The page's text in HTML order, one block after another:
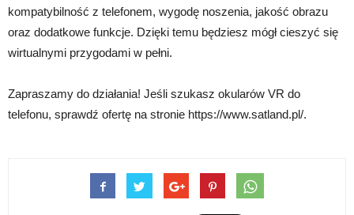
kompatybilność z telefonem, wygodę noszenia, jakość obrazu
oraz dodatkowe funkcje. Dzięki temu będziesz mógł cieszyć się
wirtualnymi przygodami w pełni.
Zapraszamy do działania! Jeśli szukasz okularów VR do
telefonu, sprawdź ofertę na stronie https://www.satland.pl/.